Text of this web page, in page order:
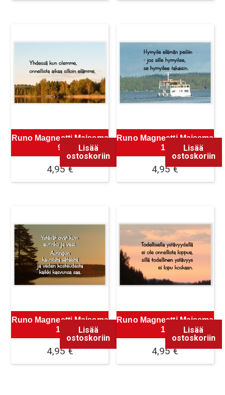
Runo Magneetti Maisema
9
4,95€
Lisää
ostoskoriin
Runo Magneetti Maisema
10
4,95€
Lisää
ostoskoriin
Runo Magneetti Maisema
11
4,95€
Lisää
ostoskoriin
Runo Magneetti Maisema
12
4,95€
Lisää
ostoskoriin